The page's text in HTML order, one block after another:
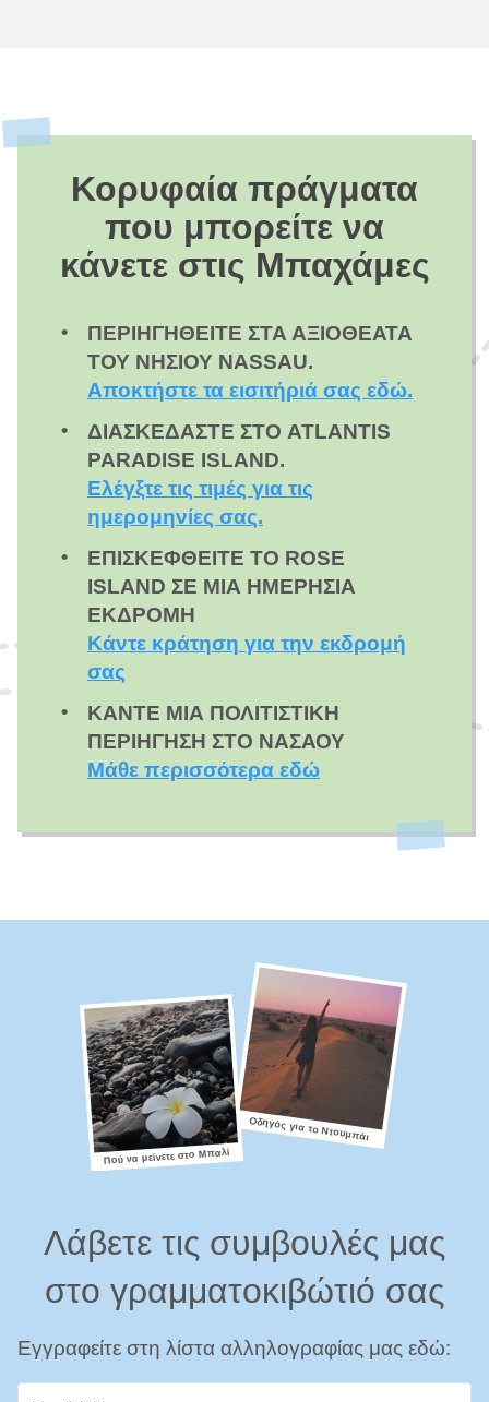
Κορυφαία πράγματα
που μπορείτε να
κάνετε στις Μπαχάμες
ΠΕΡΙΗΓΗΘΕΊΤΕ ΣΤΑ ΑΞΙΟΘΈΑΤΑ
ΤΟΥ ΝΗΣΙΟΎ NASSAU.
Αποκτήστε τα εισιτήριά σας εδώ.
ΔΙΑΣΚΕΔΆΣΤΕ ΣΤΟ ATLANTIS
PARADISE ISLAND.
Ελέγξτε τις τιμές για τις
ημερομηνίες σας.
ΕΠΙΣΚΕΦΘΕΊΤΕ ΤΟ ROSE
ISLAND ΣΕ ΜΙΑ ΗΜΕΡΉΣΙΑ
ΕΚΔΡΟΜΉ
Κάντε κράτηση για την εκδρομή
σας
ΚΆΝΤΕ ΜΙΑ ΠΟΛΙΤΙΣΤΙΚΉ
ΠΕΡΙΉΓΗΣΗ ΣΤΟ ΝΑΣΆΟΥ
Μάθε περισσότερα εδώ
Πού να μείνετε στο Μπαλί
Οδηγός για το Ντουμπάι
Λάβετε τις συμβουλές μας
στο γραμματοκιβώτιό σας
Εγγραφείτε στη λίστα αλληλογραφίας μας εδώ: